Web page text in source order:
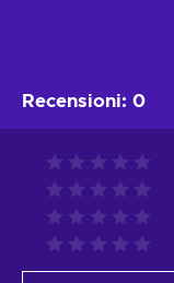
Recensioni: 0